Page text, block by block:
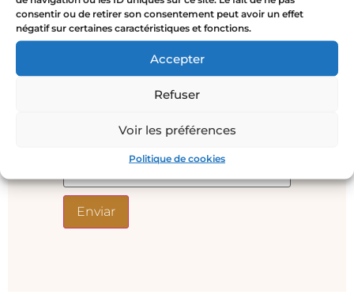
consentir ou de retirer son consentement peut avoir un effet
négatif sur certaines caractéristiques et fonctions.
Accepter
Refuser
Voir les préférences
Politique de cookies